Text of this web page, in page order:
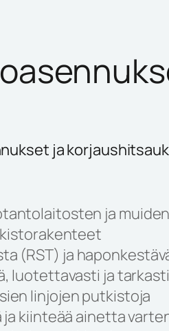
ja
ja muiden
(RST) ja
luotettavasti ja
linjojen putkistoja
kiinteää ainetta